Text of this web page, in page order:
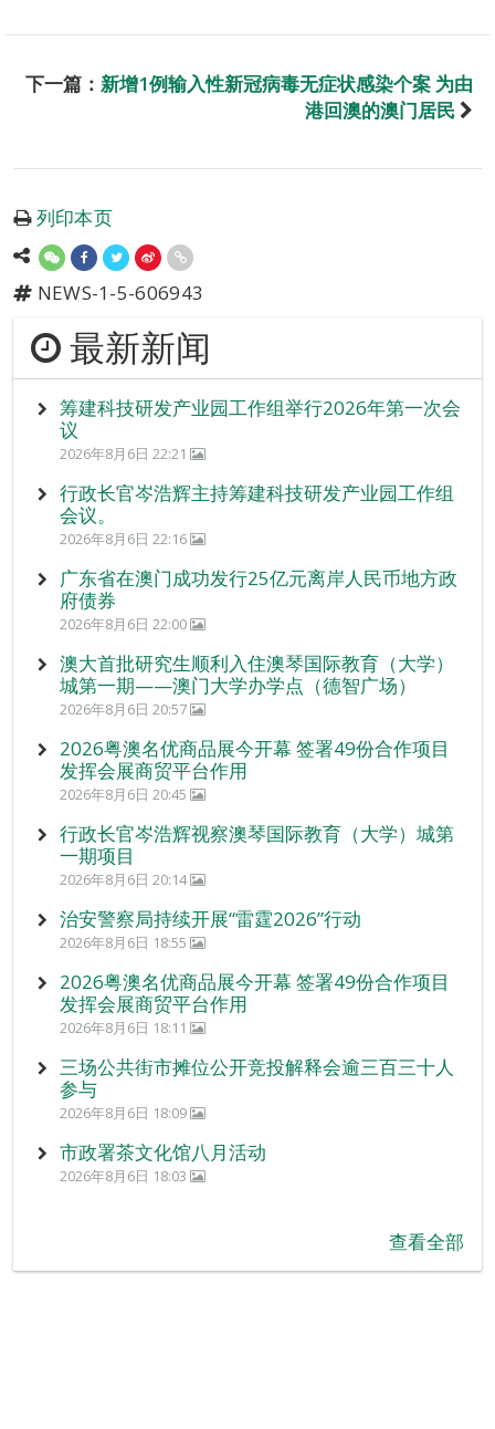
下一篇： 新增1例输入性新冠病毒无症状感染个案 为由
港回澳的澳门居民
列印本页
NEWS-1-5-606943
最新新闻
筹建科技研发产业园工作组举行2026年第一次会
议
2026年8月6日 22:21
行政长官岑浩辉主持筹建科技研发产业园工作组
会议。
2026年8月6日 22:16
广东省在澳门成功发行25亿元离岸人民币地方政
府债券
2026年8月6日 22:00
澳大首批研究生顺利入住澳琴国际教育（大学）
城第一期——澳门大学办学点（德智广场）
2026年8月6日 20:57
2026粤澳名优商品展今开幕 签署49份合作项目
发挥会展商贸平台作用
2026年8月6日 20:45
行政长官岑浩辉视察澳琴国际教育（大学）城第
一期项目
2026年8月6日 20:14
治安警察局持续开展“雷霆2026”行动
2026年8月6日 18:55
2026粤澳名优商品展今开幕 签署49份合作项目
发挥会展商贸平台作用
2026年8月6日 18:11
三场公共街市摊位公开竞投解释会逾三百三十人
参与
2026年8月6日 18:09
市政署茶文化馆八月活动
2026年8月6日 18:03
查看全部